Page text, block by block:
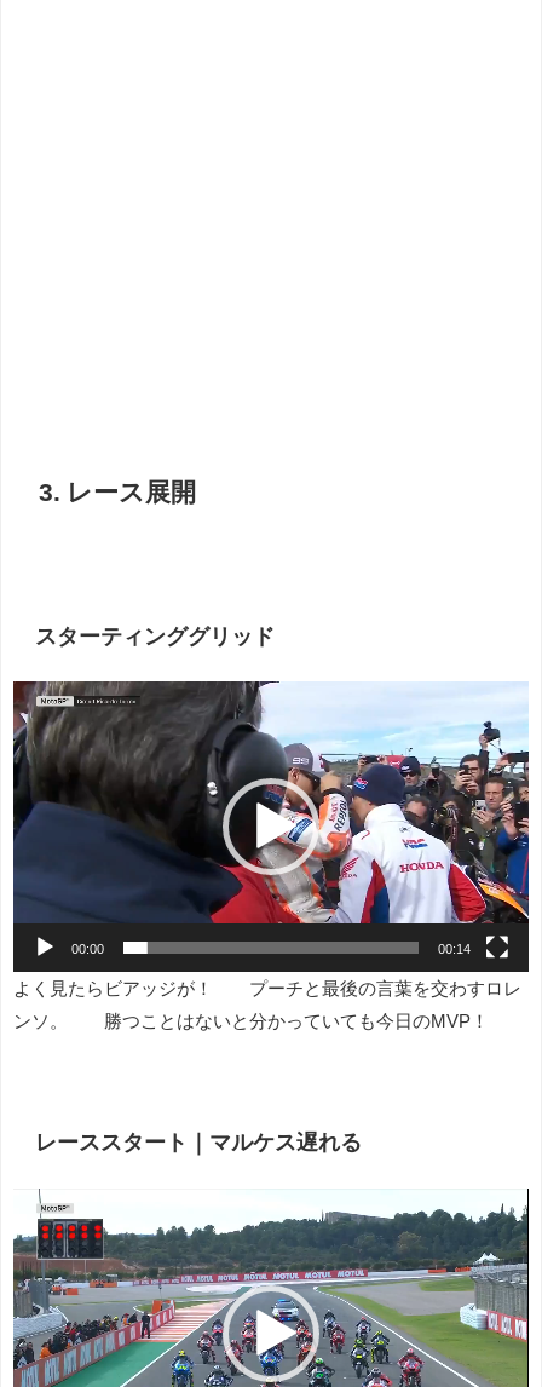
3. レース展開
スターティンググリッド
動
画
プ
レ
ー
00:00 00:14
よく見たらビアッジが！ プーチと最後の言葉を交わすロレ
ンソ。 勝つことはないと分かっていても今日のMVP！
レーススタート｜マルケス遅れる
画
プ
レ
ー
ヤ